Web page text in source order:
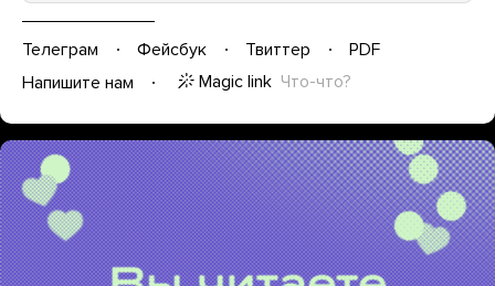
Телеграм Фейсбук Твиттер
PDF
Напишите нам
Magic link Что-что?